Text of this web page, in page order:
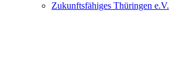
Zukunftsfähiges Thüringen e.V.